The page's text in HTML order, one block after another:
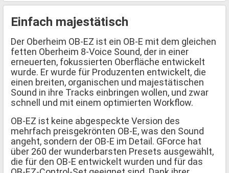
Einfach majestätisch
Der Oberheim OB-EZ ist ein OB-E mit dem gleichen
fetten Oberheim 8-Voice Sound, der in einer
erneuerten, fokussierten Oberfläche entwickelt
wurde. Er wurde für Produzenten entwickelt, die
einen breiten, organischen und majestätischen
Sound in ihre Tracks einbringen wollen, und zwar
schnell und mit einem optimierten Workflow.
OB-EZ ist keine abgespeckte Version des
mehrfach preisgekrönten OB-E, was den Sound
angeht, sondern der OB-E im Detail. GForce hat
über 260 der wunderbarsten Presets ausgewählt,
die für den OB-E entwickelt wurden und für das